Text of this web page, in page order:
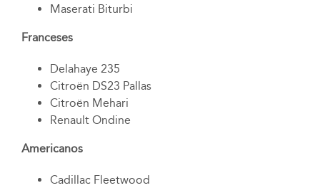
Maserati Biturbi
Franceses
Delahaye 235
Citroën DS23 Pallas
Citroën Mehari
Renault Ondine
Americanos
Cadillac Fleetwood